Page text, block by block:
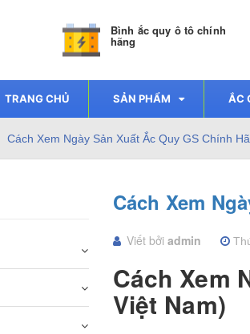
Bình ắc quy ô tô chính
hãng
TRANG CHỦ SẢN PHẨM ẮC
Cách Xem Ngày Sản Xuất Ắc Quy GS Chính
Cách Xem
Viết bởi admin
Cách Xem
Việt Nam)